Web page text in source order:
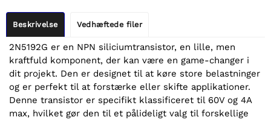
Beskrivelse Vedhæftede filer
2N5192G er en NPN siliciumtransistor, en lille, men
kraftfuld komponent, der kan være en game-changer i
dit projekt. Den er designet til at køre store belastninger
og er perfekt til at forstærke eller skifte applikationer.
Denne transistor er specifikt klassificeret til 60V og 4A
max, hvilket gør den til et pålideligt valg til forskellige